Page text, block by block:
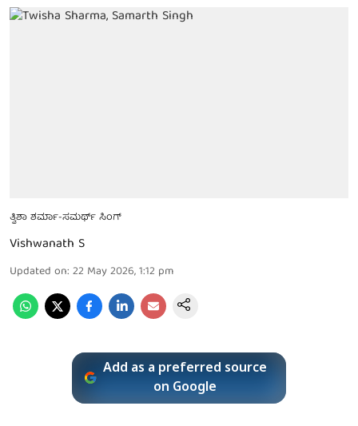
ತ್ವಿಶಾ ಶರ್ಮಾ-ಸಮರ್ಥ್ ಸಿಂಗ್
Vishwanath S
Updated on: 22 May 2026, 1:12 pm
Add as a preferred source
on Google